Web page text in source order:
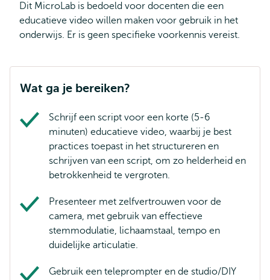
Dit MicroLab is bedoeld voor docenten die een
educatieve video willen maken voor gebruik in het
onderwijs. Er is geen specifieke voorkennis vereist.
Wat ga je bereiken?
Schrijf een script voor een korte (5-6
minuten) educatieve video, waarbij je best
practices toepast in het structureren en
schrijven van een script, om zo helderheid en
betrokkenheid te vergroten.
Presenteer met zelfvertrouwen voor de
camera, met gebruik van effectieve
stemmodulatie, lichaamstaal, tempo en
duidelijke articulatie.
Gebruik een teleprompter en de studio/DIY